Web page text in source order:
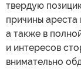
твердую
причины
а также в
и интересов
внимательно